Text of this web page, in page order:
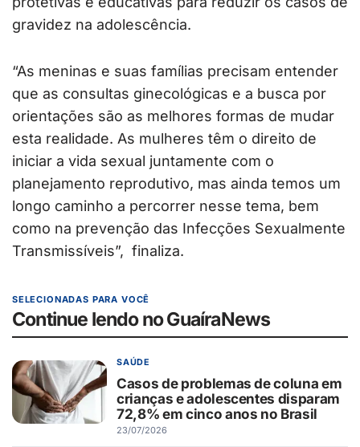
gravidez na adolescência.
“As meninas e suas famílias precisam entender
que as consultas ginecológicas e a busca por
orientações são as melhores formas de mudar
esta realidade. As mulheres têm o direito de
iniciar a vida sexual juntamente com o
planejamento reprodutivo, mas ainda temos um
longo caminho a percorrer nesse tema, bem
como na prevenção das Infecções Sexualmente
Transmissíveis”, finaliza.
SELECIONADAS PARA VOCÊ
Continue lendo no GuaíraNews
SAÚDE
Casos de problemas de coluna em
crianças e adolescentes disparam
72,8% em cinco anos no Brasil
23/07/2026